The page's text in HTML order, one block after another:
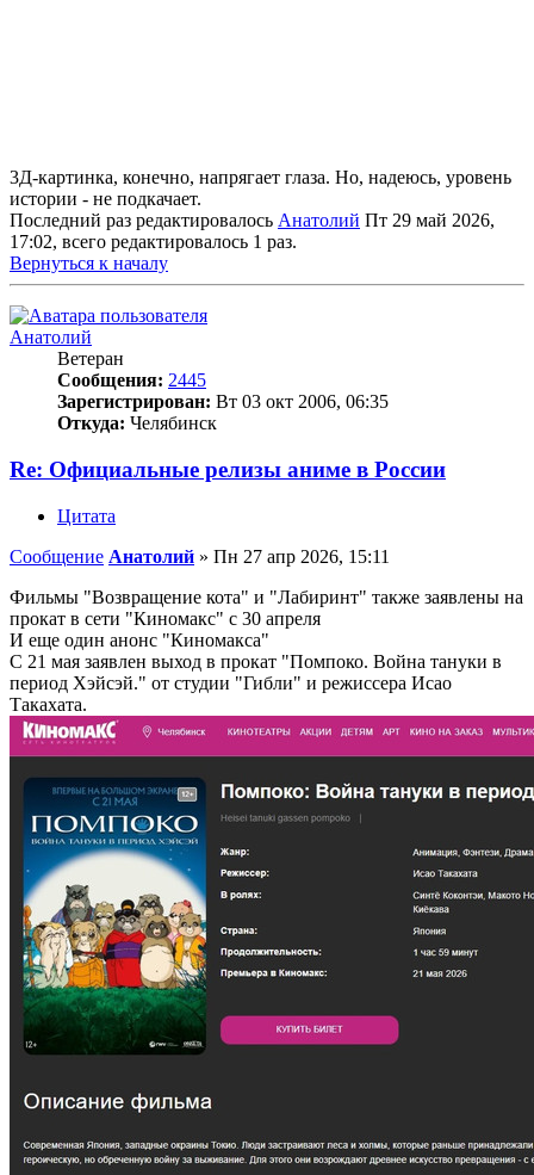
3Д-картинка, конечно, напрягает глаза. Но, надеюсь, уровень
истории - не подкачает.
Последний раз редактировалось Анатолий Пт 29 май 2026,
17:02, всего редактировалось 1 раз.
Вернуться к началу
Анатолий
Ветеран
Сообщения: 2445
Зарегистрирован: Вт 03 окт 2006, 06:35
Откуда: Челябинск
Re: Официальные релизы аниме в России
Цитата
Сообщение Анатолий » Пн 27 апр 2026, 15:11
Фильмы "Возвращение кота" и "Лабиринт" также заявлены на
прокат в сети "Киномакс" с 30 апреля
И еще один анонс "Киномакса"
С 21 мая заявлен выход в прокат "Помпоко. Война тануки в
период Хэйсэй." от студии "Гибли" и режиссера Исао
Такахата.